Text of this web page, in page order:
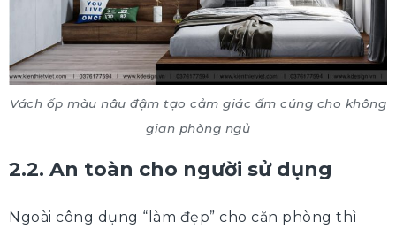
Vách ốp màu nâu đậm tạo cảm giác ấm cúng cho không
gian phòng ngủ
2.2. An toàn cho người sử dụng
Ngoài công dụng “làm đẹp” cho căn phòng thì